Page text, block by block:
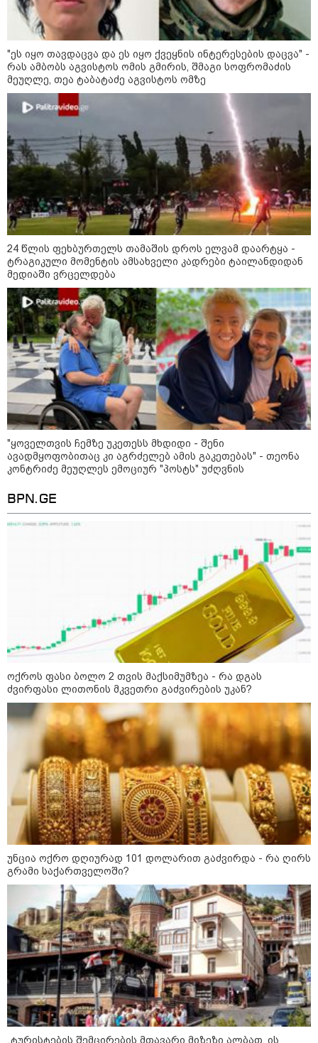
შეიძინე ალდაგის სამოგზაურო დაზღვევა და
მიიღე გაორმაგებული ინტერნეტი
საზოგადოება
11:36 / 08-08-2026
წელიწადნახევარში საქართველოში 164
ადამიანი დაიკარგა - 57 პირს ამ დრომდე
ეძებენ
14:07 / 09-08-2026
დაიხრჩო - ცნობილი ხდება მისი
ვინაობა
წალენჯიხის არტ-მეურნეობაში,
ნიკო კვარაცხელიას სახელობის
IT სკოლის კურსამთავრებულებს
სერტიფიკატები გადაეცათ
11:59 / 09-08-2026
ხანძარი ლილო-მარტყოფის
გზაზე - რა ვითარებაა ადგილზე
ამ წუთებში? (ვიდეო)
10:29 / 09-08-2026
"ვერასდროს ვიფიქრებდი, რომ
ჩვენი ცხოვრება შენთან ერთად
ასეთ არარომანტიკულ ფაზაში
შევიდოდა" - თეონა კონტრიძე
ქორწინებიდან 18 წლის თავზე
ქმარს ემოციურ "პოსტს" უძღვნის
კატეგორიის ყველა სიახლე
მკითხველის რჩევით
"ეს იყო თავდაცვა და ეს იყო ქვეყნის ინტერესების დაცვა" -
რას ამბობს აგვისტოს ომის გმირის, შმაგი სოფრომაძის
მეუღლე, თეა ტაბატაძე აგვისტოს ომზე
24 წლის ფეხბურთელს თამაშის დროს ელვამ დაარტყა -
ტრაგიკული მომენტის ამსახველი კადრები ტაილანდიდან
მედიაში ვრცელდება
"ყოველთვის ჩემზე უკეთესს მხდიდი - შენი
ავადმყოფობითაც კი აგრძელებ ამის გაკეთებას" - თეონა
კონტრიძე მეუღლეს ემოციურ "პოსტს" უძღვნის
BPN.GE
ოქროს ფასი ბოლო 2 თვის მაქსიმუმზეა - რა დგას
ძვირფასი ლითონის მკვეთრი გაძვირების უკან?
უნცია ოქრო დღიურად 101 დოლარით გაძვირდა - რა ღირს
გრამი საქართველოში?
„ტურისტების შემცირების მთავარი მიზეზი ალბათ, ის